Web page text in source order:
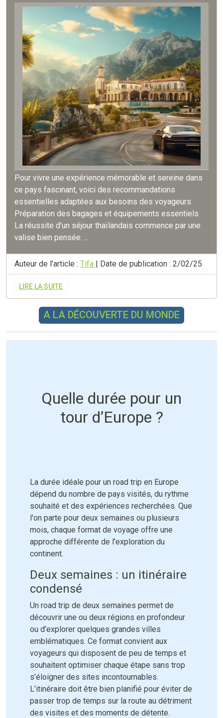
Pour vivre une expérience mémorable et sereine dans
ce pays fascinant, voici des recommandations
essentielles adaptées aux besoins des voyageurs.
Préparation des bagages et équipements essentiels
La réussite d'un séjour thaïlandais commence par une
valise bien pensée. ...
Auteur de l'article : Tifa | Date de publication : 2/02/25
LIRE LA SUITE
A LA DÉCOUVERTE DU MONDE
Quelle durée pour un
tour d’Europe ?
La durée idéale pour un road trip en Europe
dépend du nombre de pays visités, du rythme
souhaité et des expériences recherchées. Que
l'on parte pour deux semaines ou plusieurs
mois, chaque format de voyage offre une
approche différente de l’exploration du
continent.
Deux semaines : un itinéraire
condensé
Un road trip de deux semaines permet de
découvrir une ou deux régions en profondeur
ou d’explorer quelques grandes villes
emblématiques. Ce format convient aux
voyageurs qui disposent de peu de temps et
souhaitent optimiser chaque étape sans trop
s’éloigner des sites incontournables.
L’itinéraire doit être bien planifié pour éviter de
passer trop de temps sur la route au détriment
des visites et des moments de détente.